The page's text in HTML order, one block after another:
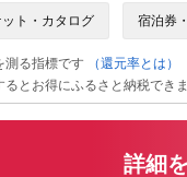
ト・カタログ 宿泊券
る指標です
（還元率とは）
とお得にふるさと納税でき
詳細